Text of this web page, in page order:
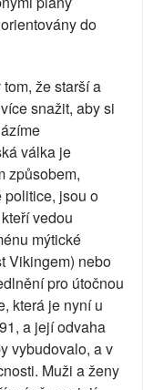
do
že starší a
snažit, aby si
válka je
způsobem,
politice, jsou o
vedou
mýtické
Vikingem) nebo
pro útočnou
která je nyní u
a její odvaha
vybudovalo, a v
Muži a ženy